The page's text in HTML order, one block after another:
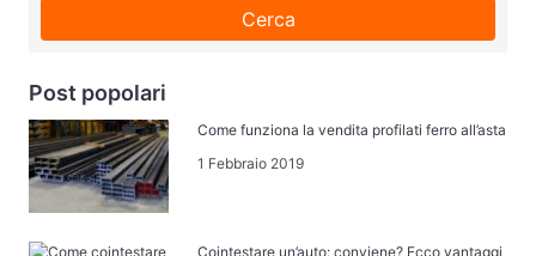
Cerca
Post popolari
Come funziona la vendita profilati ferro all’asta
1 Febbraio 2019
Cointestare un’auto: conviene? Ecco vantaggi